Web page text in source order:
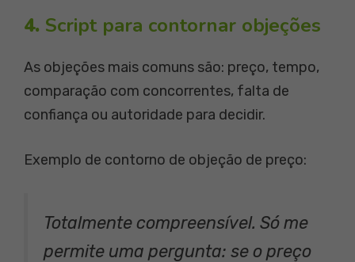
4. Script para contornar objeções
As objeções mais comuns são: preço, tempo,
comparação com concorrentes, falta de
confiança ou autoridade para decidir.
Exemplo de contorno de objeção de preço:
Totalmente compreensível. Só me
permite uma pergunta: se o preço